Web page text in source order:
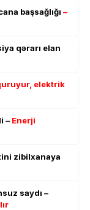
başsağlığı –
qərarı elan
elektrik
– Enerji
zibilxanaya
saydı –